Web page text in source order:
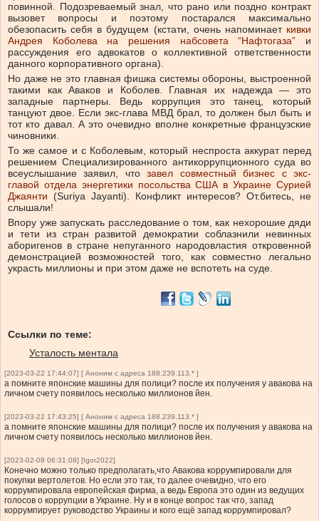
повинной. Подозреваемый знал, что рано или поздно контракт
вызовет вопросы и поэтому постарался максимально
обезопасить себя в будущем (кстати, очень напоминает кивки
Андрея Коболева на решения набсовета “Нафтогаза” и
рассуждения его адвокатов о коллективной ответственности
данного корпоративного органа).
Но даже не это главная фишка системы обороны, выстроенной
такими как Аваков и Коболев. Главная их надежда — это
западные партнеры. Ведь коррупция это танец, который
танцуют двое. Если экс-глава МВД брал, то должен был быть и
тот кто давал. А это очевидно вполне конкретные французские
чиновники.
То же самое и с Коболевым, который неспроста аккурат перед
решением Специализированного антикоррупционного суда во
всеуслышание заявил, чтозавел совместный бизнес с экс-
главой отдела энергетики посольства США в Украине Сурией
Джаянти (Suriya Jayanti). Конфликт интересов? От.битесь, не
слышали!
Впору уже запускать расследование о том, как нехорошие дяди
и тети из стран развитой демократии соблазнили невинных
аборигенов в стране непуганного народовластия откровенной
демонстрацией возможностей того, как совместно легально
украсть миллионы и при этом даже не вспотеть на суде.
Ссылки по теме:
Усталость ментала
[2023-03-22 17:44:07] [ Аноним с адреса 188.239.113.* ]
а помните японские машины для полици? после их получения у авакова на
личном счету появилось несколько миллионов йен.
[2023-03-22 17:43:25] [ Аноним с адреса 188.239.113.* ]
а помните японские машины для полици? после их получения у авакова на
личном счету появилось несколько миллионов йен.
[2023-02-08 06:31:08] [Igor2022]
Конечно можно только предполагать,что Авакова коррумпировали для
покупки вертолетов. Но если это так, то далее очевидно, что его
коррумпировала европейская фирма, а ведь Европа это один из ведущих
голосов о коррупции в Украине. Ну и в конце вопрос так что, запад
коррумпирует руководство Украины и кого ещё запад коррумпировал?